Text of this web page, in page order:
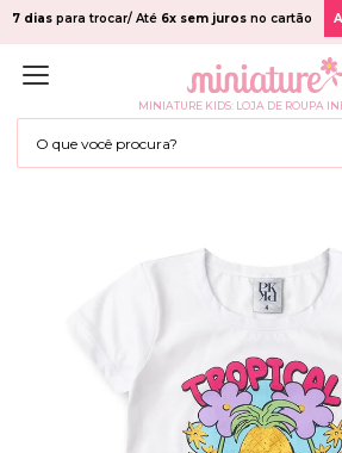
7 dias para trocar/ Até 6x sem juros no cartão
MINIATURE KIDS: LOJA DE ROUPA